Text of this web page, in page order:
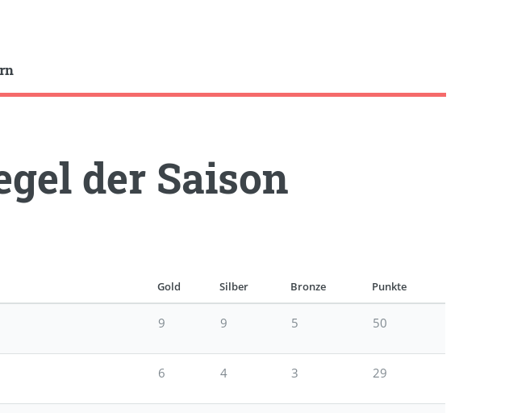
der Saison
Gold Silber Bronze Punkte
9 9 5 50
6 4 3 29